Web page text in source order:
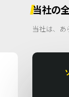
当社の
当社は、あ